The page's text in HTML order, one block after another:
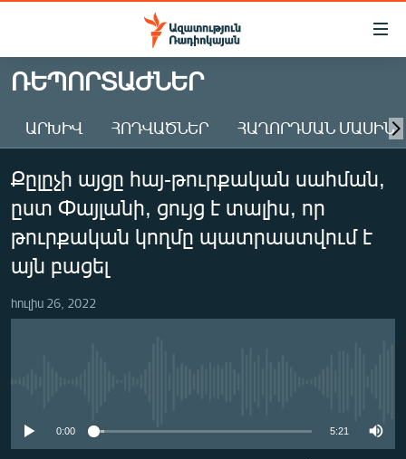
Մատչելիության
Անցնել
հիմնական
Անցնել
հիմնական
մենյուին
ԱԶԱՏՈՒԹՅՈՒՆ TV
ՀԱՅԱՍՏԱՆ
ԸՆՏՐՈՒԹՅՈՒՆՆԵՐ 2026
ԻՐԱՎՈՒՆՔ
ՀԱՍԱՐԱԿՈՒԹՅՈՒՆ
ՂԱՐԱԲԱՂ
ՄԻՋԱԶԳԱՅԻՆ
ՄՇԱԿՈՒՅԹ
ՌԵՊՈՐՏԱԺՆԵՐ
ԱՐԽԻՎ ՀՈԴՎԱԾՆԵՐ ՀԱՂՈՐԴՄԱՆ ՄԱՍԻՆ
Քըլըչի այցը հայ-թուրքական սահման,
ըստ Փայլանի, ցույց է տալիս, որ
թուրքական կողմը պատրաստվում է
այն բացել
հուլիս 26, 2022
0:00 5:21